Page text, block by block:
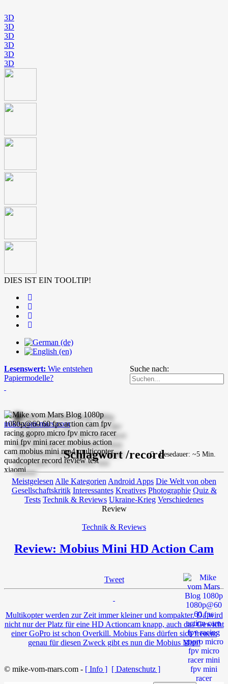
3D
3D
3D
3D
3D
3D
DIES IST EIN TOOLTIP!
Suche nach:
Lesenswert: Wie entstehen
Papiermodelle?
mike-vom-mars.com
Schlagwort /record
Meistgelesen Alle Kategorien Android Apps Die Welt von oben
Gesellschaftskritik Interessantes Kreatives Photographie Quiz &
Tests Technik & Reviews Ukraine-Krieg Verschiedenes
Review
Technik & Reviews
Review: Mobius Mini HD Action Cam
Tweet
Lesedauer: ~5 Min.
Multikopter werden zur Zeit immer kleiner und kompakter. Da wird
nicht nur der Platz für eine HD Actioncam knapp, auch das Gewicht
einer GoPro ist schon Overkill. Mobius Fans dürfen sich freuen:
genau für diesen Zweck gibt es nun die Mobius Mini!
© mike-vom-mars.com - [ Info ] [ Datenschutz ]